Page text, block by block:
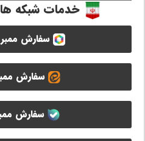
خدمات شبکه
سفارش ممبر
سفارش
سفارش